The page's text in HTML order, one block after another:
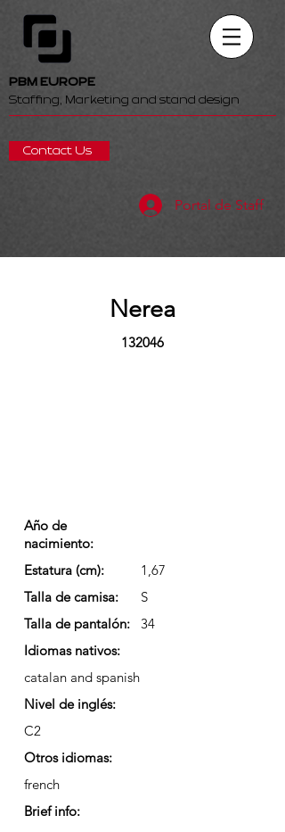
PBM EUROPE
Staffing, Marketing and stand design
Contact Us
Portal de Staff
Nerea
132046
Año de
nacimiento:
Estatura (cm):
1,67
Talla de camisa:
S
Talla de pantalón:
34
Idiomas nativos:
catalan and spanish
Nivel de inglés:
C2
Otros idiomas:
french
Brief info: